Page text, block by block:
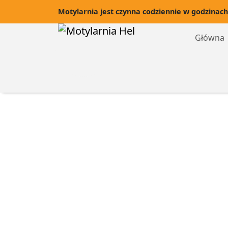
Motylarnia jest czynna codziennie w
Główna